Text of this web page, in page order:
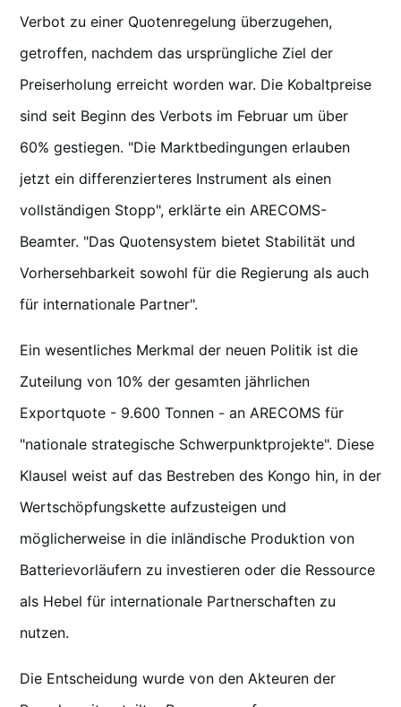
Verbot zu einer Quotenregelung überzugehen,
getroffen, nachdem das ursprüngliche Ziel der
Preiserholung erreicht worden war. Die Kobaltpreise
sind seit Beginn des Verbots im Februar um über
60% gestiegen. "Die Marktbedingungen erlauben
jetzt ein differenzierteres Instrument als einen
vollständigen Stopp", erklärte ein ARECOMS-
Beamter. "Das Quotensystem bietet Stabilität und
Vorhersehbarkeit sowohl für die Regierung als auch
für internationale Partner".
Ein wesentliches Merkmal der neuen Politik ist die
Zuteilung von 10% der gesamten jährlichen
Exportquote - 9.600 Tonnen - an ARECOMS für
"nationale strategische Schwerpunktprojekte". Diese
Klausel weist auf das Bestreben des Kongo hin, in der
Wertschöpfungskette aufzusteigen und
möglicherweise in die inländische Produktion von
Batterievorläufern zu investieren oder die Ressource
als Hebel für internationale Partnerschaften zu
nutzen.
Die Entscheidung wurde von den Akteuren der